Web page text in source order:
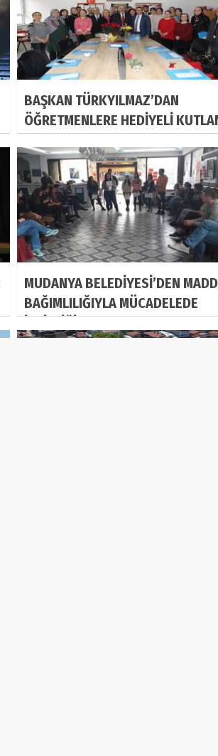
BAŞKAN TÜRKYILMAZ’DAN
ÖĞRETMENLERE HEDİYELİ
MUDANYA BELEDİYESİ’DEN
BAĞIMLILIĞIYLA MÜCADELEDE